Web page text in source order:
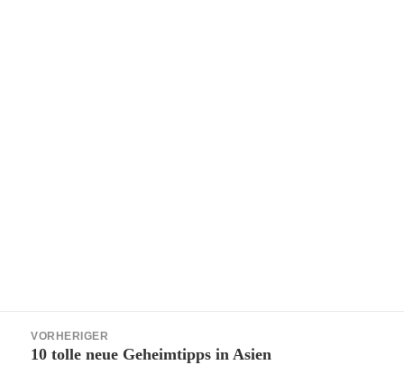
VORHERIGER
Vorheriger
10 tolle neue Geheimtipps in Asien